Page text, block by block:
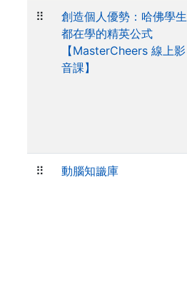
⠿
創造個人優勢：哈佛學生
都在學的精英公式
【MasterCheers 線上影
音課】
⠿ 動腦知識庫